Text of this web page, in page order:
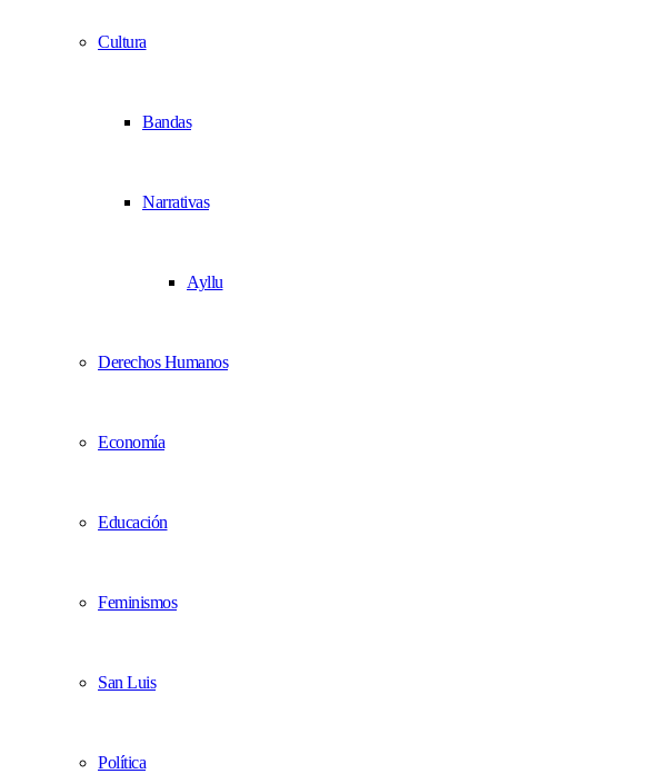
Cultura
Bandas
Narrativas
Ayllu
Derechos Humanos
Economía
Educación
Feminismos
San Luis
Política